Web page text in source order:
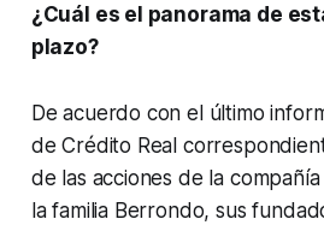
¿Cuál es el panorama de
plazo?
De acuerdo con el último
de Crédito Real
de las acciones de la
la familia Berrondo, sus